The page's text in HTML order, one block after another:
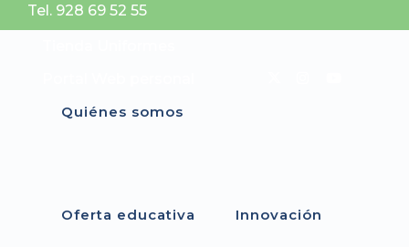
Tel. 928 69 52 55
Quiénes somos
Oferta educativa Innovación